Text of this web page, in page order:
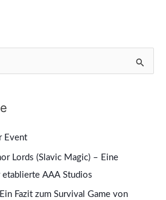
Event
Lords (Slavic Magic) – Eine
AAA Studios
Fazit zum Survival Game von